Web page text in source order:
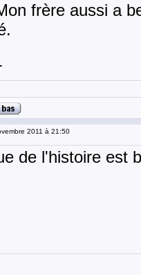
frère aussi a
2011 à 21:50
de l'histoire est